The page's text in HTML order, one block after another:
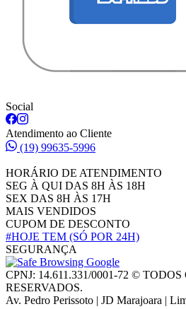
Social
Atendimento ao Cliente
(19) 99635-5996
HORÁRIO DE ATENDIMENTO
SEG À QUI DAS 8H ÀS 18H
SEX DAS 8H ÀS 17H
MAIS VENDIDOS
CUPOM DE DESCONTO
#HOJE TEM (SÓ POR 24H)
SEGURANÇA
CPNJ: 14.611.331/0001-72 ©
RESERVADOS.
Av. Pedro Perissoto | JD Marajoara |